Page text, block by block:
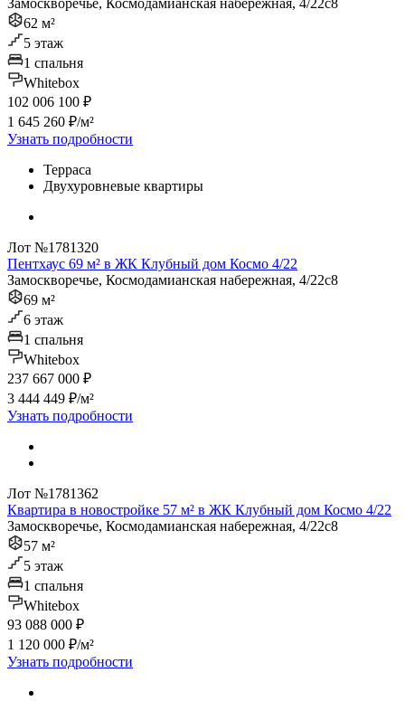
Замоскворечье, Космодамианская набережная, 4/22с8
62 м²
5 этаж
1 спальня
Whitebox
102 006 100 ₽
1 645 260 ₽/м²
Узнать подробности
Терраса
Двухуровневые квартиры
Лот №1781320
Пентхаус 69 м² в ЖК Клубный дом Космо 4/22
Замоскворечье, Космодамианская набережная, 4/22с8
69 м²
6 этаж
1 спальня
Whitebox
237 667 000 ₽
3 444 449 ₽/м²
Узнать подробности
Лот №1781362
Квартира в новостройке 57 м² в ЖК Клубный дом Космо 4/22
Замоскворечье, Космодамианская набережная, 4/22с8
57 м²
5 этаж
1 спальня
Whitebox
93 088 000 ₽
1 120 000 ₽/м²
Узнать подробности